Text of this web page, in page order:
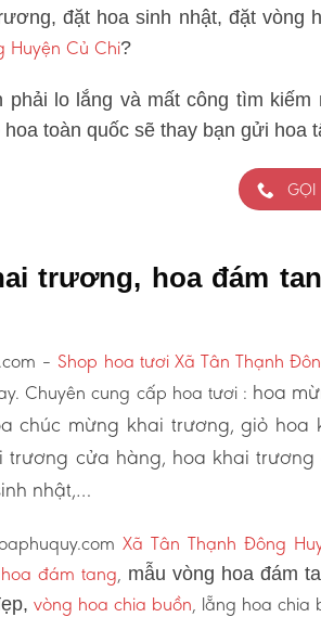
đặt hoa sinh nhật, đặt vòng
Huyện Củ Chi?
phải lo lắng và mất công tìm
hoa toàn quốc sẽ thay bạn gửi hoa
GỌI
trương, hoa đám
– Shop hoa tươi Xã Tân Thạnh
Chuyên cung cấp hoa tươi : hoa
chúc mừng khai trương, giỏ
trương cửa hàng, hoa khai
nhật,…
Xã Tân Thạnh Đông
đám tang, mẫu vòng hoa đám
vòng hoa chia buồn, lẵng hoa chia